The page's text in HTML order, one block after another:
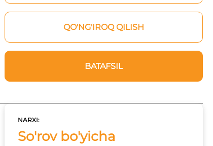
QO'NG'IROQ QILISH
BATAFSIL
NARXI:
So'rov bo'yicha